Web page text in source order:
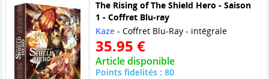
The Rising of The Shield Hero - Saison
1 - Coffret Blu-ray
Kaze- Coffret Blu-Ray - intégrale
35.95 €
Article disponible
Points fidelités : 80